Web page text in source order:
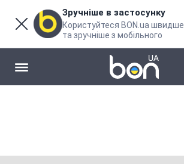
Зручніше в застосунку
Користуйтеся BON.ua швидше
та зручніше з мобільного